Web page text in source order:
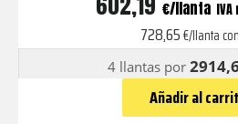
MATTE
GUNMETAL
€
728,65€/llanta
4 llantas por
Añadir al